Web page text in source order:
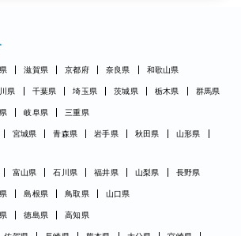
滋賀県 京都府 奈良県 和歌山県
県 千葉県 埼玉県 茨城県 栃木県 群馬県
岐阜県 三重県
宮城県 青森県 岩手県 秋田県
山形県
富山県 石川県 福井県 山梨県 長野県
島根県 鳥取県 山口県
徳島県 高知県